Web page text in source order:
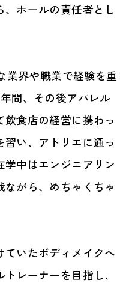
、ホールの責任者とし
業界や職業で経験を重
間、その後アパレル
食店の経営に携わっ
い、アトリエに通っ
中はエンジニアリン
がら、めちゃくちゃ
ていたボディメイクへ
レーナーを目指し、